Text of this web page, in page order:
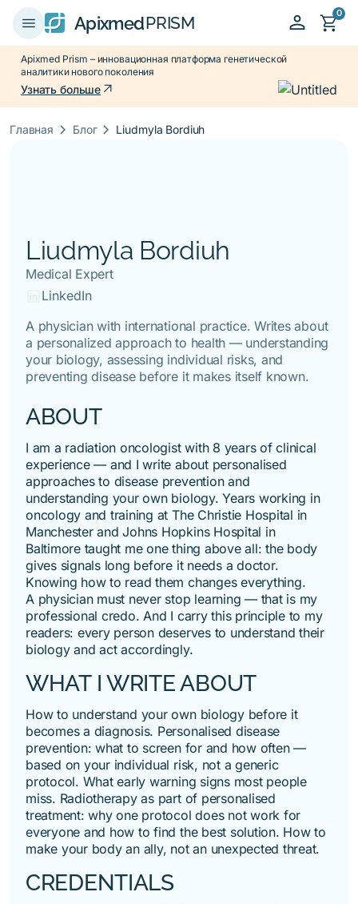
menu ApixmedPRISM person shopping_cart0
Apixmed Prism – инновационная платформа генетической
аналитики нового поколения
Узнать больше arrow_outward
Главная keyboard_arrow_right Блогkeyboard_arrow_right Liudmyla Bordiuh
Liudmyla Bordiuh
Medical Expert
LinkedIn
A physician with international practice. Writes about
a personalized approach to health — understanding
your biology, assessing individual risks, and
preventing disease before it makes itself known.
ABOUT
I am a radiation oncologist with 8 years of clinical
experience — and I write about personalised
approaches to disease prevention and
understanding your own biology. Years working in
oncology and training at The Christie Hospital in
Manchester and Johns Hopkins Hospital in
Baltimore taught me one thing above all: the body
gives signals long before it needs a doctor.
Knowing how to read them changes everything.
A physician must never stop learning — that is my
professional credo. And I carry this principle to my
readers: every person deserves to understand their
biology and act accordingly.
WHAT I WRITE ABOUT
How to understand your own biology before it
becomes a diagnosis. Personalised disease
prevention: what to screen for and how often —
based on your individual risk, not a generic
protocol. What early warning signs most people
miss. Radiotherapy as part of personalised
treatment: why one protocol does not work for
everyone and how to find the best solution. How to
make your body an ally, not an unexpected threat.
CREDENTIALS